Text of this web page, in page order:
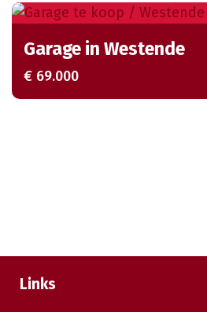
Garage in Westende
€ 69.000
Links